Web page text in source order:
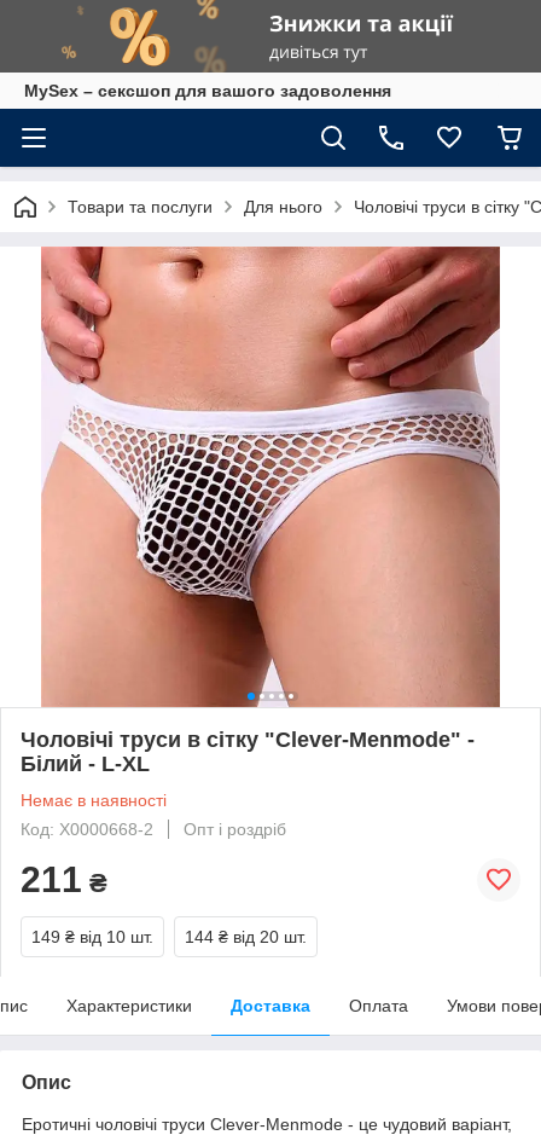
MySex – сексшоп для вашого задоволення
Товари та послуги Для нього Чоловічі труси в
Чоловічі труси в сітку "Clever-Menmode" -
Білий - L-XL
Немає в наявності
Код: X0000668-2
Опт і роздріб
211 ₴
149 ₴ від 10 шт. 144 ₴ від 20 шт.
Характеристики Доставка Оплата Умови
Опис
Еротичні чоловічі труси Clever-Menmode - це чудовий варіант,